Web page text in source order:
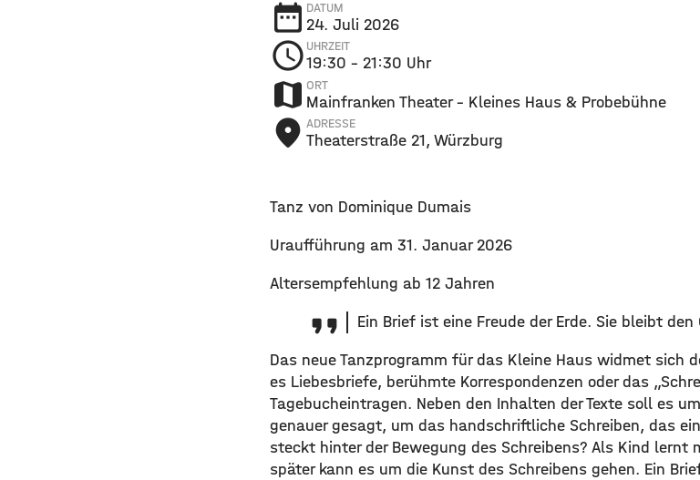
date_range DATUM
24. Juli 2026
schedule UHRZEIT
19:30 – 21:30 Uhr
map ORT
Mainfranken Theater - Kleines Haus & Probebühne
place ADRESSE
Theaterstraße 21, Würzburg
Tanz von Dominique Dumais
Uraufführung am 31. Januar 2026
Altersempfehlung ab 12 Jahren
Ein Brief ist eine Freude der Erde. Sie bleibt
Das neue Tanzprogramm für das Kleine Haus widmet sich
es Liebesbriefe, berühmte Korrespondenzen oder das
Tagebucheintragen. Neben den Inhalten der Texte soll es
genauer gesagt, um das handschriftliche Schreiben, das
steckt hinter der Bewegung des Schreibens? Als Kind lernt
später kann es um die Kunst des Schreibens gehen. Ein